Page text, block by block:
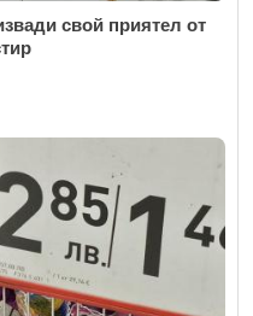
свой приятел от